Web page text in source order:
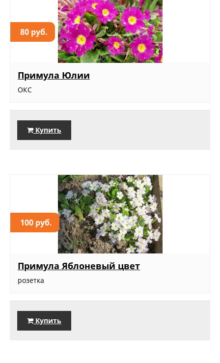
80 руб.
Примула Юлии
ОКС
Купить
100 руб.
Примула Яблоневый цвет
розетка
Купить